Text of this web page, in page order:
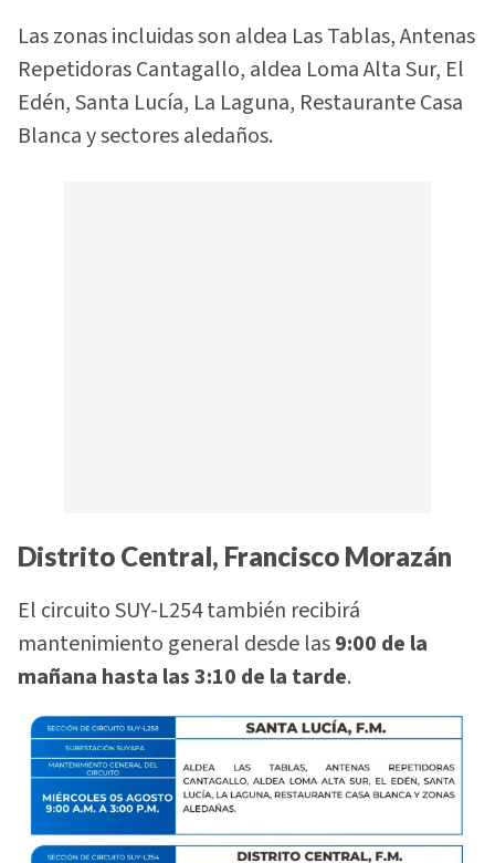
Las zonas incluidas son aldea Las Tablas, Antenas
Repetidoras Cantagallo, aldea Loma Alta Sur, El
Edén, Santa Lucía, La Laguna, Restaurante Casa
Blanca y sectores aledaños.
Distrito Central, Francisco Morazán
El circuito SUY-L254 también recibirá
mantenimiento general desde las9:00 de la
mañana hasta las 3:10 de la tarde.